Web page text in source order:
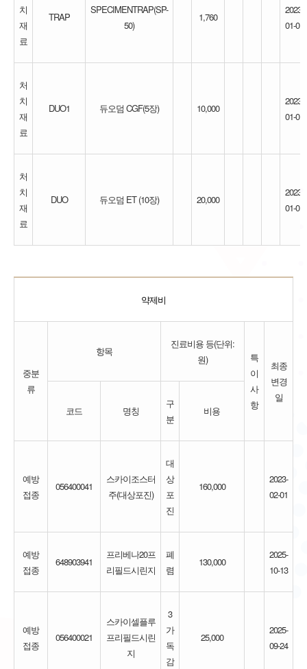
치
재
료
TRAP
SPECIMENTRAP(SP-
50)
1,760
2023-
01-01
처
치
재
료
DUO1 듀오덤 CGF(5장) 10,000
2023-
01-01
처
치
재
료
DUO 듀오덤 ET (10장) 20,000
2023-
01-01
약제비
중분
류
항목
진료비용 등(단위:
원)
특
이
사
항
최종
변경
일
코드
명칭
구
분
비용
예방
접종
056400041
스카이조스터
주(대상포진)
대
상
포
진
160,000
2023-
02-01
예방
접종
648903941
프리베나20프
리필드시린지
폐
렴
130,000
2025-
10-13
예방
접종
056400021
스카이셀플루
프리필드시린
지
3
가
독
감
25,000
2025-
09-24